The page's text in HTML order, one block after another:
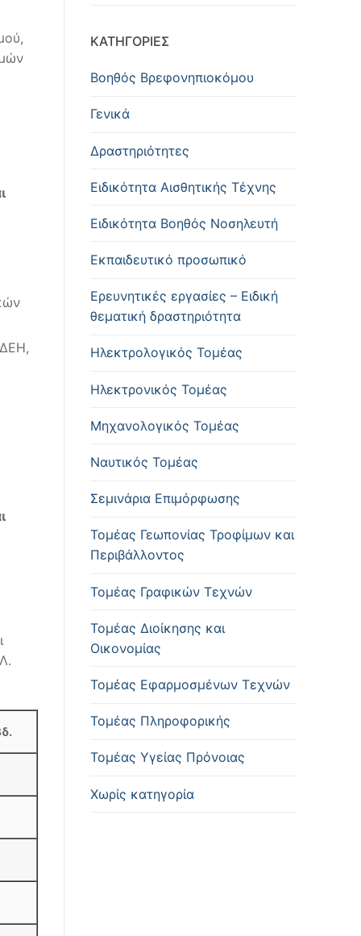
KΑΤΗΓΟΡΊΕΣ
Βοηθός Βρεφονηπιοκόμου
Γενικά
Δραστηριότητες
Ειδικότητα Αισθητικής Τέχνης
Ειδικότητα Βοηθός Νοσηλευτή
Εκπαιδευτικό προσωπικό
Ερευνητικές εργασίες – Ειδική
θεματική δραστηριότητα
Ηλεκτρολογικός Τομέας
Ηλεκτρονικός Τομέας
Μηχανολογικός Τομέας
Ναυτικός Τομέας
Σεμινάρια Επιμόρφωσης
Τομέας Γεωπονίας Τροφίμων και
Περιβάλλοντος
Τομέας Γραφικών Τεχνών
Τομέας Διοίκησης και
Οικονομίας
Τομέας Εφαρμοσμένων Τεχνών
Τομέας Πληροφορικής
Τομέας Υγείας Πρόνοιας
Χωρίς κατηγορία